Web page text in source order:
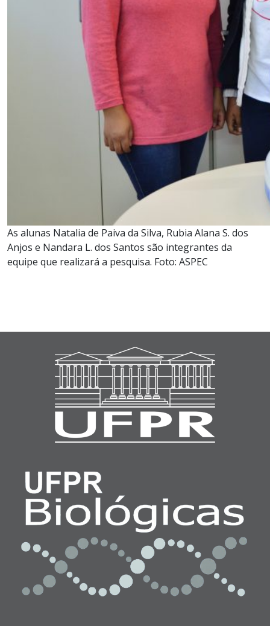
As alunas Natalia de Paiva da Silva, Rubia Alana S. dos
Anjos e Nandara L. dos Santos são integrantes da
equipe que realizará a pesquisa. Foto: ASPEC